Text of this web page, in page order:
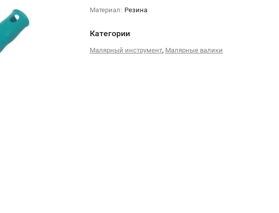
Материал: Резина
Категории
Малярный инструмент, Малярные валики